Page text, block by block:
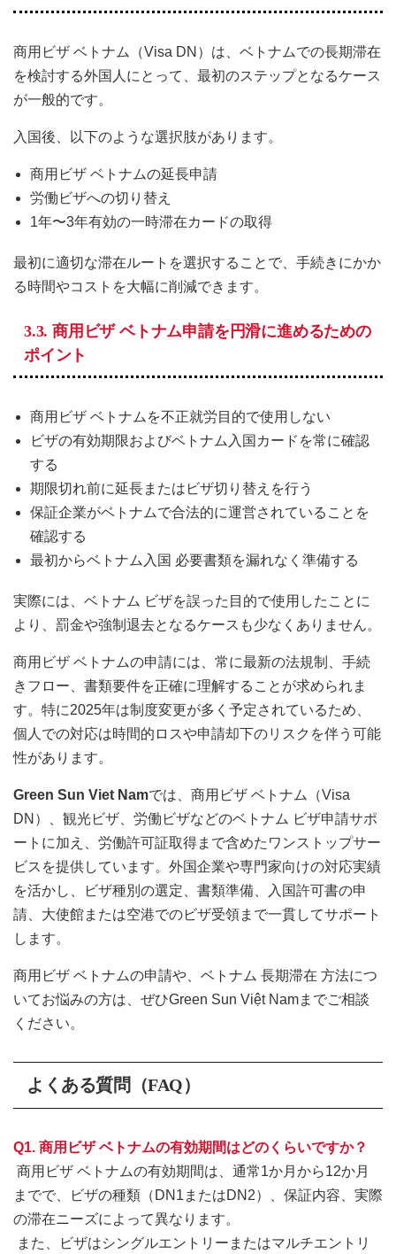
商用ビザ ベトナム（Visa DN）は、ベトナムでの長期滞在
を検討する外国人にとって、最初のステップとなるケース
が一般的です。
入国後、以下のような選択肢があります。
商用ビザ ベトナムの延長申請
労働ビザへの切り替え
1年〜3年有効の一時滞在カードの取得
最初に適切な滞在ルートを選択することで、手続きにかか
る時間やコストを大幅に削減できます。
3.3. 商用ビザ ベトナム申請を円滑に進めるための
ポイント
商用ビザ ベトナムを不正就労目的で使用しない
ビザの有効期限およびベトナム入国カードを常に確認
する
期限切れ前に延長またはビザ切り替えを行う
保証企業がベトナムで合法的に運営されていることを
確認する
最初からベトナム入国 必要書類を漏れなく準備する
実際には、ベトナム ビザを誤った目的で使用したことに
より、罰金や強制退去となるケースも少なくありません。
商用ビザ ベトナムの申請には、常に最新の法規制、手続
きフロー、書類要件を正確に理解することが求められま
す。特に2025年は制度変更が多く予定されているため、
個人での対応は時間的ロスや申請却下のリスクを伴う可能
性があります。
Green Sun Viet Namでは、商用ビザ ベトナム（Visa
DN）、観光ビザ、労働ビザなどのベトナム ビザ申請サポ
ートに加え、労働許可証取得まで含めたワンストップサー
ビスを提供しています。外国企業や専門家向けの対応実績
を活かし、ビザ種別の選定、書類準備、入国許可書の申
請、大使館または空港でのビザ受領まで一貫してサポート
します。
商用ビザ ベトナムの申請や、ベトナム 長期滞在 方法につ
いてお悩みの方は、ぜひGreen Sun Việt Namまでご相談
ください。
よくある質問（FAQ）
Q1. 商用ビザ ベトナムの有効期間はどのくらいですか？
商用ビザ ベトナムの有効期間は、通常1か月から12か月
までで、ビザの種類（DN1またはDN2）、保証内容、実際
の滞在ニーズによって異なります。
また、ビザはシングルエントリーまたはマルチエントリ